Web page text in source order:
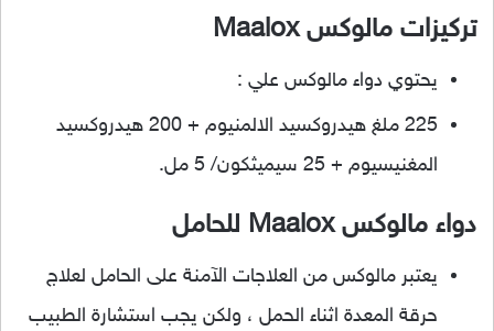
تركيزات مالوكس Maalox
يحتوي دواء مالوكس علي :
225 ملغ هيدروكسيد الالمنيوم + 200 هيدروكسيد
المغنيسيوم + 25 سيميثكون/ 5 مل.
دواء مالوكس Maalox للحامل
يعتبر مالوكس من العلاجات الآمنة على الحامل لعلاج
حرقة المعدة اثناء الحمل ، ولكن يجب استشارة الطبيب